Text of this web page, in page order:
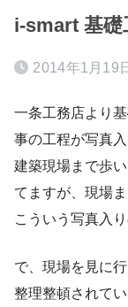
i-smart 基礎
2014年1月19
一条工務店より
事の工程が写真
建築現場まで歩
てますが、現場
こういう写真入
で、現場を見に
整理整頓されて